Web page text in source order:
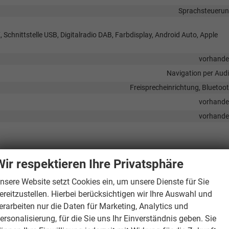
USB, Digitalradio DAB, Farbdisplay, Android Auto, Apple
Navigation per
Freisprecheinrichtung,
Knieairbags Vorne, Seitenairbags Vorne, Vorhangairbag,
Abstandstempomat adaptiv (ACC),
respektieren Ihre Privatsphäre
Website setzt Cookies ein, um unsere Dienste für Sie
Hierbei berücksichtigen wir Ihre Auswahl und
nur die Daten für Marketing, Analytics und
für die Sie uns Ihr Einverständnis geben. Sie